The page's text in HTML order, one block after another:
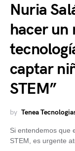
Nuria
hacer un
captar
STEM”
by Tenea
Si entendemos que
STEM, es urgente